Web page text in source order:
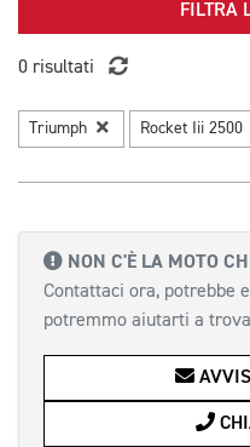
FILTRA
0 risultati
Triumph Rocket Iii 2500
NON C'È LA MOTO
Contattaci ora, potrebbe
potremmo aiutarti a